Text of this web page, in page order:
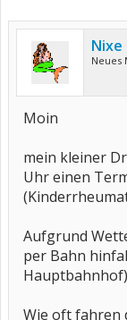
Nixe
Neues
Moin
mein kleiner
Uhr einen
Aufgrund
per Bahn
Wie oft fahren